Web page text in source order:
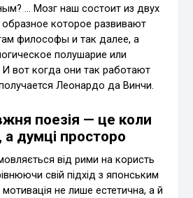
… Мозг наш состоит из двух
которое развивают
философы и так далее, а
полушарие или
вот когда они так работают
Леонардо да Винчи.
поезія — це коли
а думці просторо
від рими на користь
свій підхід з японським
не лише естетична, а й